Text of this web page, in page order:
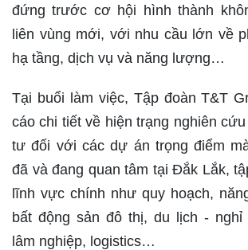
đứng trước cơ hội hình thành
liên vùng mới, với nhu cầu lớn về
hạ tầng, dịch vụ và năng lượng…
Tại buổi làm việc, Tập đoàn T&T
cáo chi tiết về hiện trạng nghiên
tư đối với các dự án trọng điểm
đã và đang quan tâm tại Đắk Lắk,
lĩnh vực chính như quy hoạch,
bất động sản đô thị, du lịch -
lâm nghiệp, logistics…